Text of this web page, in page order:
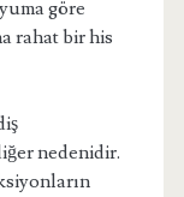
göre
rahat bir his
nedenidir.